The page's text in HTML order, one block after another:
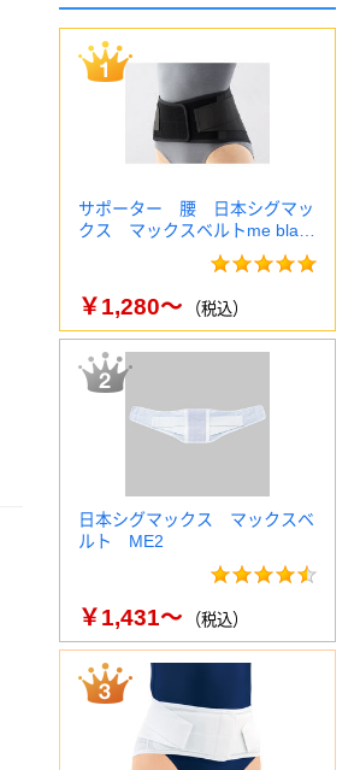
サポーター 腰 日本シグマッ
クス マックスベルトme bla…
￥1,280～ （税込）
日本シグマックス マックスベ
ルト ME2
￥1,431～ （税込）